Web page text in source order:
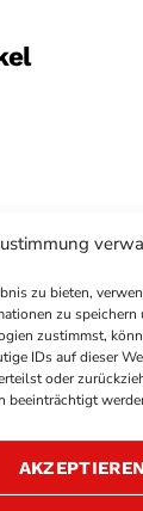
zu bieten,
zu
zustimmst,
IDs auf dieser
oder
beeinträchtigt
AKZEPTIEREN
BAD